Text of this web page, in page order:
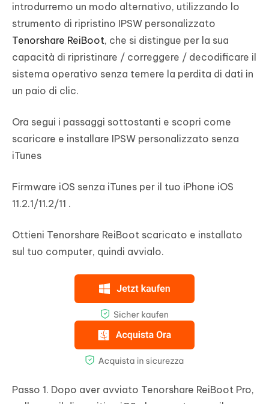
introdurremo un modo alternativo, utilizzando lo
strumento di ripristino IPSW personalizzato
Tenorshare ReiBoot, che si distingue per la sua
capacità di ripristinare / correggere / decodificare il
sistema operativo senza temere la perdita di dati in
un paio di clic.
Ora segui i passaggi sottostanti e scopri come
scaricare e installare IPSW personalizzato senza
iTunes
Firmware iOS senza iTunes per il tuo iPhone iOS
11.2.1/11.2/11 .
Ottieni Tenorshare ReiBoot scaricato e installato
sul tuo computer, quindi avvialo.
Passo 1. Dopo aver avviato Tenorshare ReiBoot Pro,